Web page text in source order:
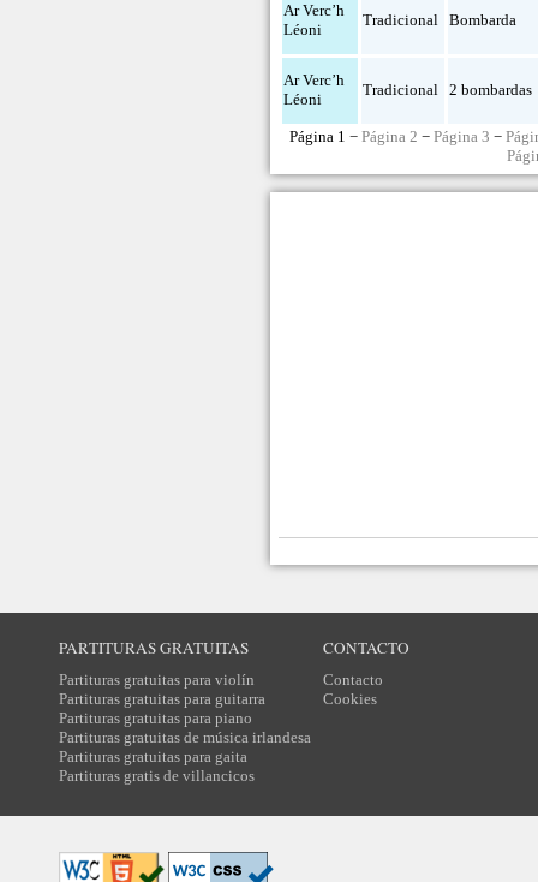
Ar Verc’h
Léoni
Tradicional Bombarda
Ar Verc’h
Léoni
Tradicional 2 bombardas
Página 1 − Página 2 − Página 3 −
PARTITURAS GRATUITAS
Partituras gratuitas para violín
Partituras gratuitas para guitarra
Partituras gratuitas para piano
Partituras gratuitas de música irlandesa
Partituras gratuitas para gaita
Partituras gratis de villancicos
CONTACTO
Contacto
Cookies